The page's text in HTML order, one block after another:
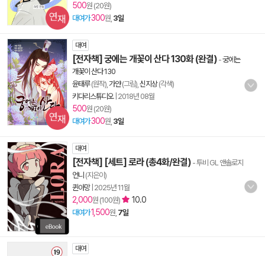
500원 (20원)
대여가300원, 3일
대여
[전자책] 궁에는 개꽃이 산다 130화 (완결) -궁에는
개꽃이 산다 130
윤태루(원작), 가얀(그림), 신지상(각색)
키다리스튜디오| 2018년 08월
500원 (20원)
대여가300원, 3일
대여
[전자책] [세트] 로라 (총4화/완결) - 투비 GL 앤솔로지
언니 (지은이)
퀸아망| 2025년 11월
2,000원 (100원) 10.0
대여가1,500원, 7일
대여